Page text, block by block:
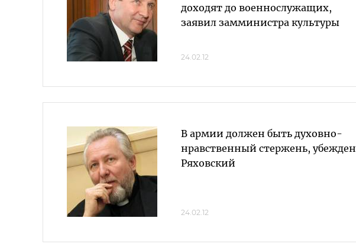
доходят до военнослужащих,
заявил замминистра культуры
24.02.12
В армии должен быть духовно-
нравственный стержень, убежден
Ряховский
24.02.12